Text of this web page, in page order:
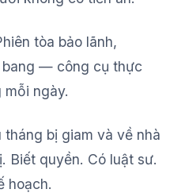
tòa bảo lãnh,
bang — công cụ thực
ngày.
bị giam và về nhà
Biết quyền. Có luật sư.
hoạch.